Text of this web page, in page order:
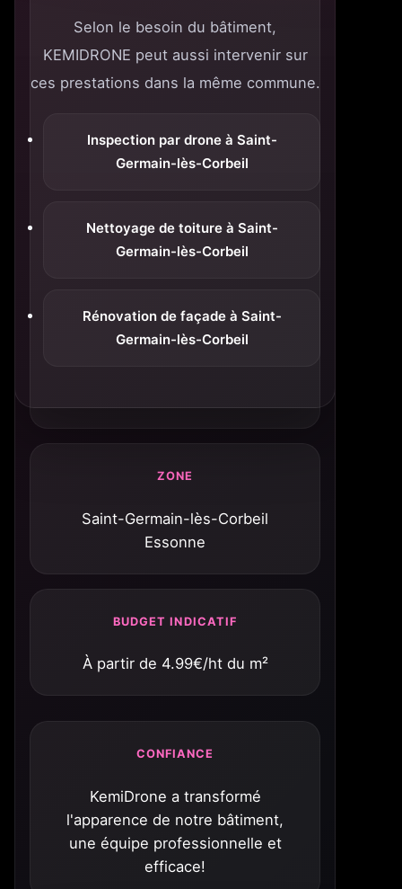
Selon le besoin du bâtiment,
KEMIDRONE peut aussi intervenir sur
ces prestations dans la même commune.
Inspection par drone à Saint-
Germain-lès-Corbeil
Nettoyage de toiture à Saint-
Germain-lès-Corbeil
Rénovation de façade à Saint-
Germain-lès-Corbeil
ZONE
Saint-Germain-lès-Corbeil
Essonne
BUDGET INDICATIF
À partir de 4.99€/ht du m²
CONFIANCE
KemiDrone a transformé
l'apparence de notre bâtiment,
une équipe professionnelle et
efficace!